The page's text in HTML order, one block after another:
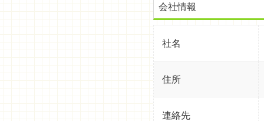
会社情報
社名
住所
連絡先